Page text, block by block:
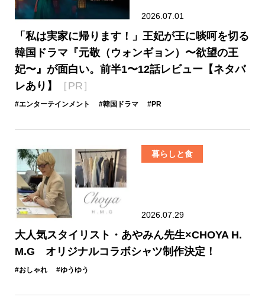
2026.07.01
「私は実家に帰ります！」王妃が王に啖呵を切る
韓国ドラマ『元敬（ウォンギョン）〜欲望の王
妃〜』が面白い。前半1〜12話レビュー【ネタバ
レあり】
［PR］
#エンターテインメント #韓国ドラマ #PR
暮らしと食
2026.07.29
大人気スタイリスト・あやみん先生×CHOYA H.
M.G オリジナルコラボシャツ制作決定！
#おしゃれ #ゆうゆう